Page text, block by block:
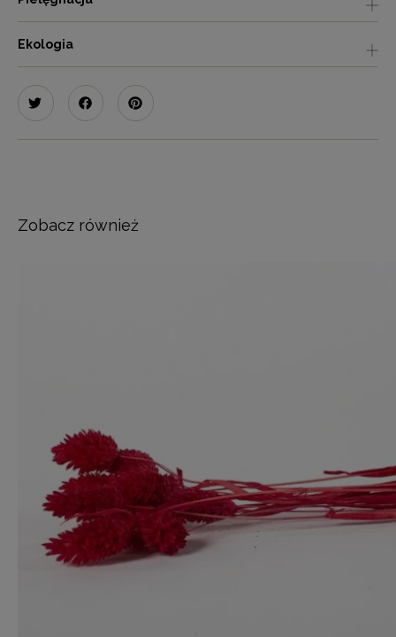
Ekologia
Zobacz również